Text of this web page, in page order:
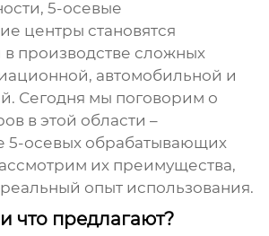
5-осевые
центры становятся
производстве сложных
автомобильной и
Сегодня мы поговорим о
в этой области –
5-осевых обрабатывающих
их преимущества,
опыт использования.
что предлагают?